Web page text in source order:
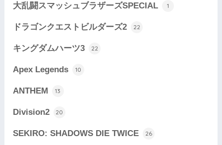
大乱闘スマッシュブラザーズSPECIAL 1
ドラゴンクエストビルダーズ2 22
キングダムハーツ3 22
Apex Legends 10
ANTHEM 13
Division2 20
SEKIRO: SHADOWS DIE TWICE 26